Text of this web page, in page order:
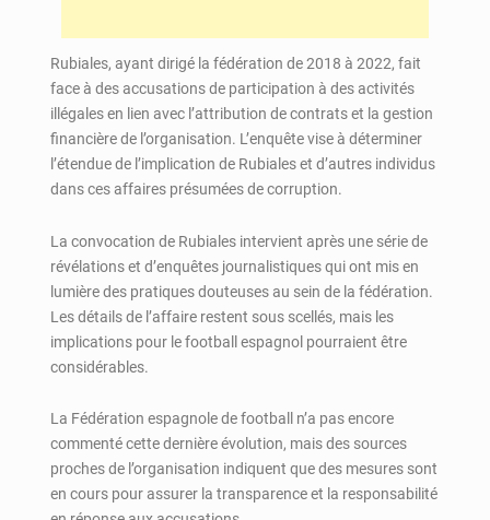
Rubiales, ayant dirigé la fédération de 2018 à 2022, fait
face à des accusations de participation à des activités
illégales en lien avec l’attribution de contrats et la gestion
financière de l’organisation. L’enquête vise à déterminer
l’étendue de l’implication de Rubiales et d’autres individus
dans ces affaires présumées de corruption.
La convocation de Rubiales intervient après une série de
révélations et d’enquêtes journalistiques qui ont mis en
lumière des pratiques douteuses au sein de la fédération.
Les détails de l’affaire restent sous scellés, mais les
implications pour le football espagnol pourraient être
considérables.
La Fédération espagnole de football n’a pas encore
commenté cette dernière évolution, mais des sources
proches de l’organisation indiquent que des mesures sont
en cours pour assurer la transparence et la responsabilité